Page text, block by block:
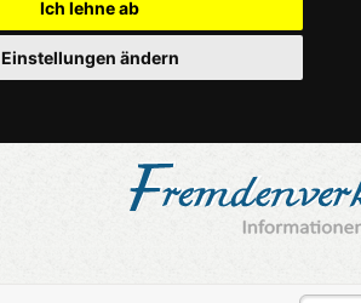
Ich lehne ab
Einstellungen ändern